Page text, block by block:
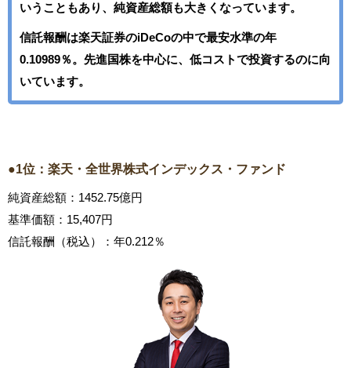
いうこともあり、純資産総額も大きくなっています。
信託報酬は楽天証券のiDeCoの中で最安水準の年
0.10989％。先進国株を中心に、低コストで投資するのに向
いています。
●1位：楽天・全世界株式インデックス・ファンド
純資産総額：1452.75億円
基準価額：15,407円
信託報酬（税込）：年0.212％